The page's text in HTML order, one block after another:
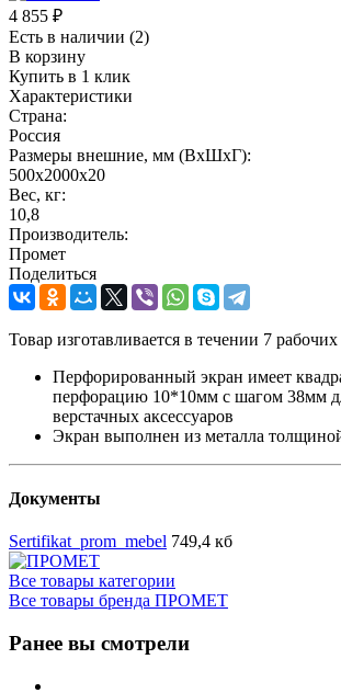
4 855 ₽
Есть в наличии (2)
В корзину
Купить в 1 клик
Характеристики
Страна:
Россия
Размеры внешние, мм (ВхШхГ):
500x2000x20
Вес, кг:
10,8
Производитель:
Промет
Поделиться
Товар изготавливается в течении 7
Перфорированный экран имеет
перфорацию 10*10мм с шагом 38мм
верстачных аксессуаров
Экран выполнен из металла
Документы
Sertifikat_prom_mebel 749,4 кб
Все товары категории
Все товары бренда ПРОМЕТ
Ранее вы смотрели